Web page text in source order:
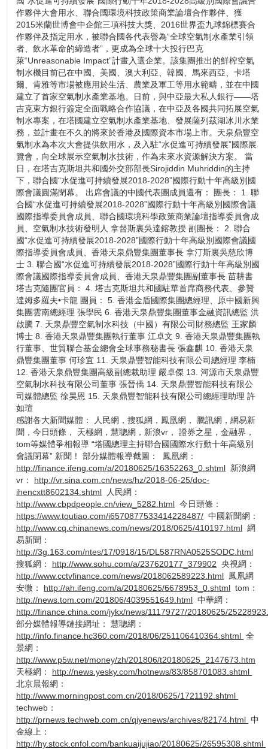
作夥伴大會用水、聯合國環境科技政策商業論壇合作夥伴、獲
2015米蘭世博會中企館三項科技大獎、2016世界盃九球錦標賽合
作夥伴及指定用水，被聯合國各代表譽為“全球空氣制水產業引領
者、飲水革命的締造者”，更成為全球十大投行巴克
萊“Unreasonable Impact”計畫入選企業。該集團推出的鮮榨空氣
制水機目前已在中國、美國、澳大利亞、韓國、馬來西亞、卡塔
爾、肯雅等市場被應用於生活、農業及軍工等用水範疇，並在中國
建立了首家空氣制水產業基地。日前，與中亞最大私人銀行——塔
吉克東方銀行簽定全面戰略合作協議，在中亞及各國共同拓展空氣
制水專案，在塔國建立空氣制水產業基地、發展薩列茲湖冰川水業
務，並計畫在不久的將來於香港及國際資本市場上市。天泉鼎豐空
氣制水為本次大會提供飲用水，及入駐“水促進可持續發展”國際展
覽會，向全球展示空氣制水技術，作為未來水資源解決方案。 當
日，在塔吉克斯坦共和國外交部部長Sirojiddin Muhriddin的主持
下，聯合國“水促進可持續發展2018-2028”國際行動十年高級別國
際會議圓滿閉幕。 出席會議的中國代表團成員還有： 團長： 1. 聯
合國“水促進可持續發展2018-2028”國際行動十年高級別國際會議
國際指導委員會成員、聯合國環境科學政策商業論壇指導委員會成
員、空氣制水技術發明人 拿督斯裏吳達鎔教授 副團長： 2. 聯合
國“水促進可持續發展2018-2028”國際行動十年高級別國際會議國
際指導委員會成員、香港天泉鼎豐集團董事長 拿汀斯裏吳慈欣博
士 3. 聯合國“水促進可持續發展2018-2028”國際行動十年高級別國
際會議國際指導委員會成員、香港天泉鼎豐集團副董事長 苗耕書
塔吉克隨團官員： 4. 塔吉克斯坦共和國駐華首席商務代表、參贊
達姆多羅夫•卡龍 團員： 5. 香港金盾國際集團總經理、原中國新興
集團雲南總經理 張學民 6. 香港天泉鼎豐集團董事金融資訊總監 洪
啟騰 7. 天泉鼎豐空氣制水科技（中國）有限公司財務總監 王家麟
博士 8. 香港天泉鼎豐集團執行董事 江卓文 9. 香港天泉鼎豐集團執
行董事、世貿聯合基金總會全球事務秘書長 張鑫麒 10. 香港天泉
鼎豐集團董事 何珍宜 11. 天泉鼎豐智能科技有限公司總經理 李楠
12. 香港天泉鼎豐集團高級副總裁助理 嚴卓傑 13. 河源市天泉鼎豐
空氣制水科技有限公司董事 張晉僑 14. 天泉鼎豐智能科技有限公
司媒體總監 徐昊恩 15. 天泉鼎豐智能科技有限公司總經理助理 許
如瑄
感謝各大新聞媒體： 人民網，搜狐網，鳳凰網， 騰訊網，網易新
聞，今日頭條， 天極網，慧聰網，新浪vr， 證券之星，金融界，
tom等媒體爭相報導 “塔國總理主持聯合國國際水行動十年高級別
會議閉幕” 新聞！ 部分媒體報導截圖：
鳳凰網：
http://finance.ifeng.com/a/20180625/16352263_0.shtml 新浪網
vr： http://vr.sina.com.cn/news/hz/2018-06-25/doc-
ihencxtt8602134.shtml
人民網：
http://www.cbpdpeople.cn/view_5282.html 今日頭條：
https://www.toutiao.com/i6570877533414228487/ 中國新聞網：
http://www.cq.chinanews.com/news/2018/0625/410197.html 網
易新聞：
http://3g.163.com/ntes/17/0918/15/DL587RNA0525SODC.html
搜狐網： http://www.sohu.com/a/237620177_379902 央視網：
http://www.cctvfinance.com/news/2018062589223.html 鳳凰網
安微： http://ah.ifeng.com/a/20180625/6678953_0.shtml tom：
http://news.tom.com/201806/4039551649.html 中華網：
http://finance.china.com/jykx/news/11179727/20180625/
部分媒體報導鏈接網址： 慧聰網：
http://info.finance.hc360.com/2018/06/251106410364.shtml 全
景網：
http://www.p5w.net/money/zh/201806/t20180625_2147673.htm
天極網： http://news.yesky.com/hotnews/83/858701083.shtml
北京晨報網：
http://www.morningpost.com.cn/2018/0625/1721192.shtml
techweb：
http://prnews.techweb.com.cn/qiyenews/archives/82174.html 中
金線上：
http://hy.stock.cnfol.com/bankuaijujiao/20180625/26595308.shtml